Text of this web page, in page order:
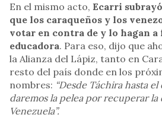
En el mismo acto, Ecarri
que los caraqueños y los
votar en contra de y lo hagan a
educadora. Para eso, dijo que
la Alianza del Lápiz, tanto en
resto del país donde en los
nombres: “Desde Táchira hasta
daremos la pelea por recuperar la
Venezuela”.